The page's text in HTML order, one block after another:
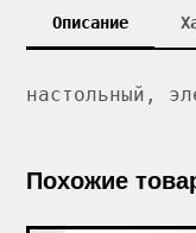
Описание
настольный,
Похожие